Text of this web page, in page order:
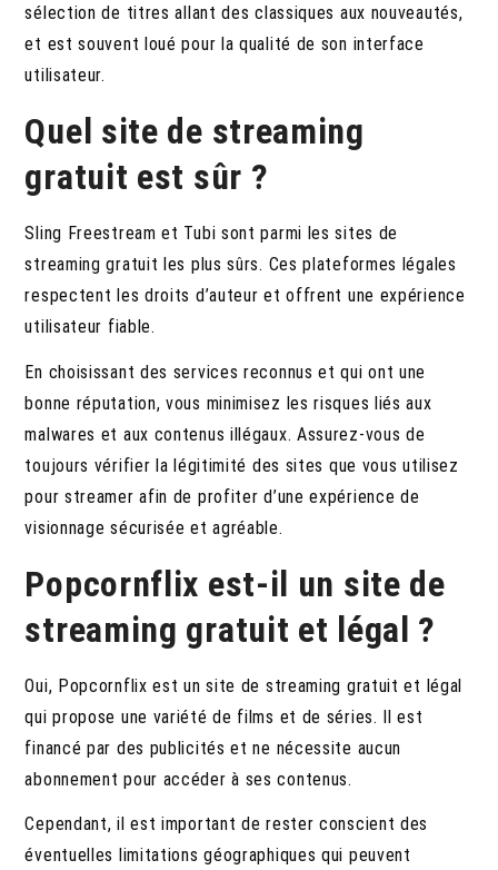
sélection de titres allant des classiques aux nouveautés,
et est souvent loué pour la qualité de son interface
utilisateur.
Quel site de streaming
gratuit est sûr ?
Sling Freestream et Tubi sont parmi les sites de
streaming gratuit les plus sûrs. Ces plateformes légales
respectent les droits d’auteur et offrent une expérience
utilisateur fiable.
En choisissant des services reconnus et qui ont une
bonne réputation, vous minimisez les risques liés aux
malwares et aux contenus illégaux. Assurez-vous de
toujours vérifier la légitimité des sites que vous utilisez
pour streamer afin de profiter d’une expérience de
visionnage sécurisée et agréable.
Popcornflix est-il un site de
streaming gratuit et légal ?
Oui, Popcornflix est un site de streaming gratuit et légal
qui propose une variété de films et de séries. Il est
financé par des publicités et ne nécessite aucun
abonnement pour accéder à ses contenus.
Cependant, il est important de rester conscient des
éventuelles limitations géographiques qui peuvent